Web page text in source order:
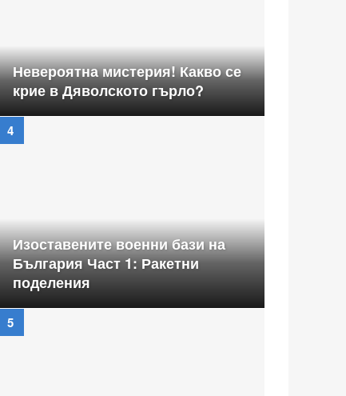
Невероятна мистерия! Какво се
крие в Дяволското гърло?
Изоставените военни бази на
България Част 1: Ракетни
поделения